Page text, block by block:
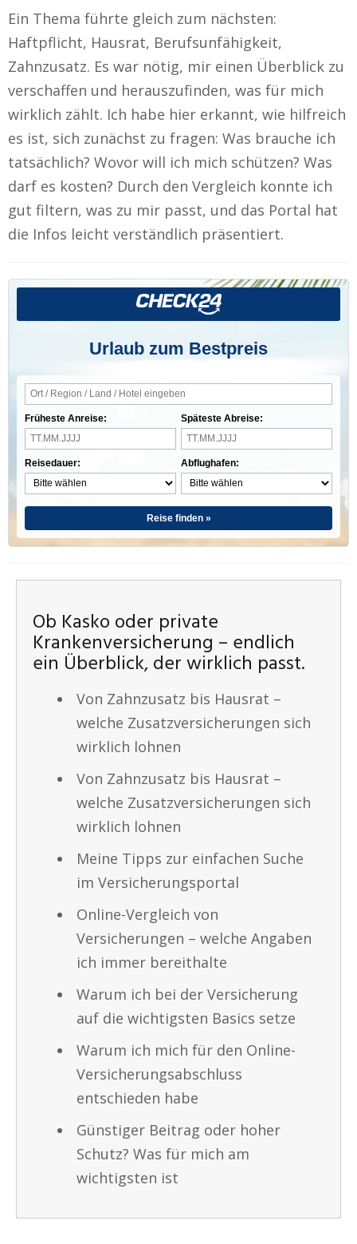
Ein Thema führte gleich zum nächsten:
Haftpflicht, Hausrat, Berufsunfähigkeit,
Zahnzusatz. Es war nötig, mir einen Überblick zu
verschaffen und herauszufinden, was für mich
wirklich zählt. Ich habe hier erkannt, wie hilfreich
es ist, sich zunächst zu fragen: Was brauche ich
tatsächlich? Wovor will ich mich schützen? Was
darf es kosten? Durch den Vergleich konnte ich
gut filtern, was zu mir passt, und das Portal hat
die Infos leicht verständlich präsentiert.
Urlaub zum Bestpreis
Früheste Anreise:
Reisedauer:
Späteste Abreise:
Abflughafen:
Reise finden »
Ob Kasko oder private
Krankenversicherung – endlich
ein Überblick, der wirklich passt.
Von Zahnzusatz bis Hausrat –
welche Zusatzversicherungen sich
wirklich lohnen
Von Zahnzusatz bis Hausrat –
welche Zusatzversicherungen sich
wirklich lohnen
Meine Tipps zur einfachen Suche
im Versicherungsportal
Online-Vergleich von
Versicherungen – welche Angaben
ich immer bereithalte
Warum ich bei der Versicherung
auf die wichtigsten Basics setze
Warum ich mich für den Online-
Versicherungsabschluss
entschieden habe
Günstiger Beitrag oder hoher
Schutz? Was für mich am
wichtigsten ist